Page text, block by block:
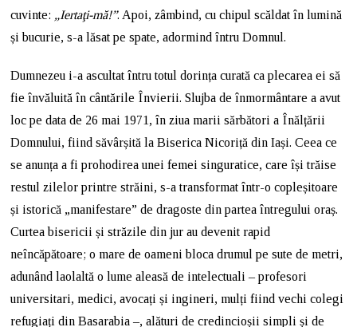
cuvinte: „Iertaţi-mă!”. Apoi, zâmbind, cu chipul scăldat în lumină
și bucurie, s-a lăsat pe spate, adormind întru Domnul.
Dumnezeu i-a ascultat întru totul dorința curată ca plecarea ei să
fie învăluită în cântările Învierii. Slujba de înmormântare a avut
loc pe data de 26 mai 1971, în ziua marii sărbători a Înălțării
Domnului, fiind săvârșită la Biserica Nicoriță din Iași. Ceea ce
se anunța a fi prohodirea unei femei singuratice, care își trăise
restul zilelor printre străini, s-a transformat într-o copleșitoare
și istorică „manifestare” de dragoste din partea întregului oraș.
Curtea bisericii și străzile din jur au devenit rapid
neîncăpătoare; o mare de oameni bloca drumul pe sute de metri,
adunând laolaltă o lume aleasă de intelectuali – profesori
universitari, medici, avocați și ingineri, mulți fiind vechi colegi
refugiați din Basarabia –, alături de credincioșii simpli și de